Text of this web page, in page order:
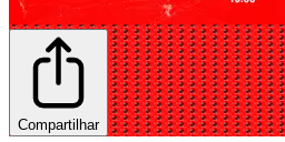
Compartilhar